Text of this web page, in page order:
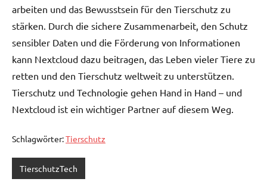
arbeiten und das Bewusstsein für den Tierschutz zu
stärken. Durch die sichere Zusammenarbeit, den Schutz
sensibler Daten und die Förderung von Informationen
kann Nextcloud dazu beitragen, das Leben vieler Tiere zu
retten und den Tierschutz weltweit zu unterstützen.
Tierschutz und Technologie gehen Hand in Hand – und
Nextcloud ist ein wichtiger Partner auf diesem Weg.
Schlagwörter:Tierschutz
TierschutzTech